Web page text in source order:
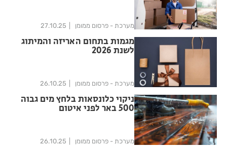
מערכת - פרסום ממומן 27.10.25
מגמות בתחום האריזה והמיתוג
לשנת 2026
מערכת - פרסום ממומן 26.10.25
ניקוי כלונסאות בלחץ מים גבוה
500 באר לפני איטום
מערכת - פרסום ממומן 26.10.25